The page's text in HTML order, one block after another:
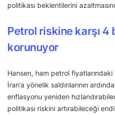
politikası beklentilerini
Petrol riskine karşı 4
korunuyor
Hansen, ham petrol
İran’a yönelik saldırılarının
enflasyonu yeniden
politikası riskini artırabileceği